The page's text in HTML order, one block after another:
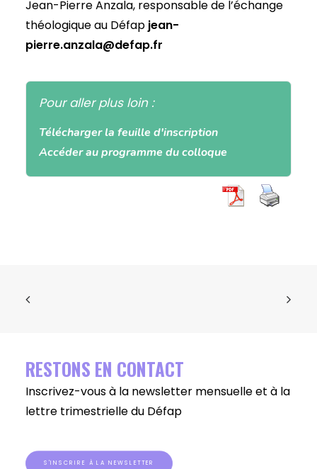
Jean-Pierre Anzala, responsable de l’échange
théologique au Défap jean-
pierre.anzala@defap.fr
Pour aller plus loin :
Télécharger la feuille d'inscription
Accéder au programme du colloque
RESTONS EN CONTACT
Inscrivez-vous à la newsletter mensuelle et à la
lettre trimestrielle du Défap
S'INSCRIRE À LA NEWSLETTER